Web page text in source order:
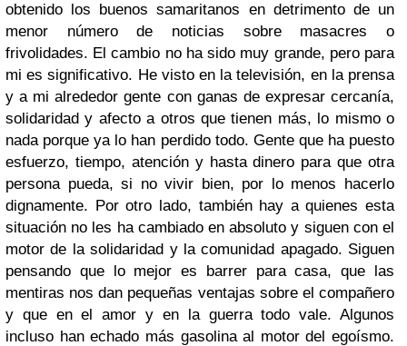
obtenido los buenos samaritanos en detrimento de un
menor número de noticias sobre masacres o
frivolidades. El cambio no ha sido muy grande, pero para
mi es significativo. He visto en la televisión, en la prensa
y a mi alrededor gente con ganas de expresar cercanía,
solidaridad y afecto a otros que tienen más, lo mismo o
nada porque ya lo han perdido todo. Gente que ha puesto
esfuerzo, tiempo, atención y hasta dinero para que otra
persona pueda, si no vivir bien, por lo menos hacerlo
dignamente. Por otro lado, también hay a quienes esta
situación no les ha cambiado en absoluto y siguen con el
motor de la solidaridad y la comunidad apagado. Siguen
pensando que lo mejor es barrer para casa, que las
mentiras nos dan pequeñas ventajas sobre el compañero
y que en el amor y en la guerra todo vale. Algunos
incluso han echado más gasolina al motor del egoísmo.